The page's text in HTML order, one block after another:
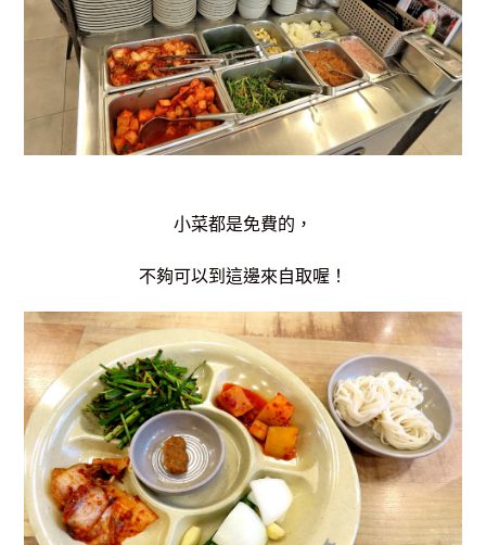
小菜都是免費的，
不夠可以到這邊來自取喔！